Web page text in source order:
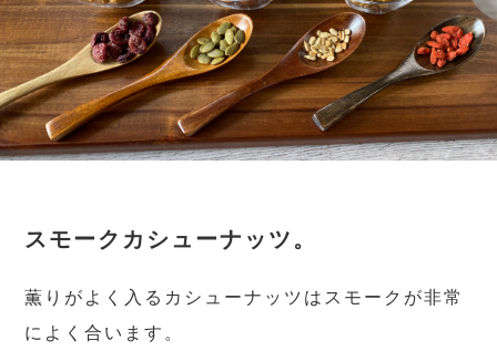
スモークカシューナッツ。
薫りがよく入るカシューナッツはスモークが非常
によく合います。